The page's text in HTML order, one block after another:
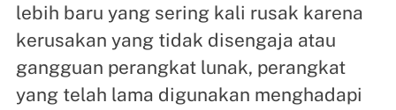
lebih baru yang sering kali rusak karena
kerusakan yang tidak disengaja atau
gangguan perangkat lunak, perangkat
yang telah lama digunakan menghadapi